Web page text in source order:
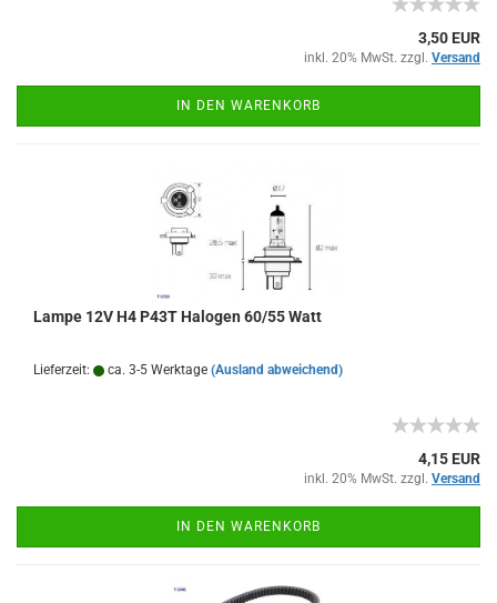
3,50 EUR
inkl. 20% MwSt. zzgl. Versand
IN DEN WARENKORB
Lampe 12V H4 P43T Halogen 60/55 Watt
Lieferzeit: ca. 3-5 Werktage (Ausland abweichend)
4,15 EUR
inkl. 20% MwSt. zzgl. Versand
IN DEN WARENKORB